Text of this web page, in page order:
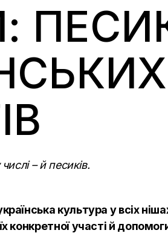
– й песиків.
культура у всіх
конкретної участі й